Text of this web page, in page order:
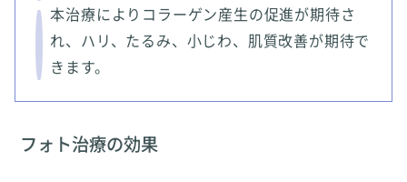
本治療によりコラーゲン産生の促進が期待さ
れ、ハリ、たるみ、小じわ、肌質改善が期待で
きます。
フォト治療の効果